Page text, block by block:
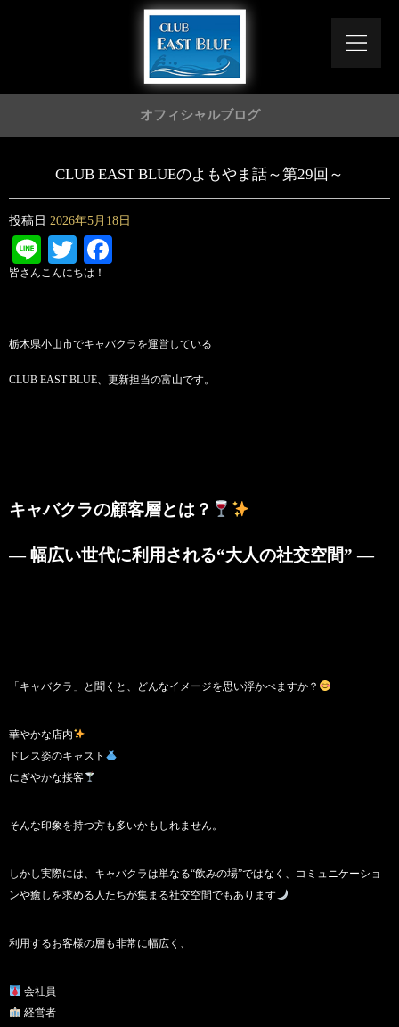
オフィシャルブログ
CLUB EAST BLUEのよもやま話～第29回～
投稿日 2026年5月18日
LineTwitter
皆さんこんにちは！
栃木県小山市でキャバクラを運営している
CLUB EAST BLUE、更新担当の富山です。
キャバクラの顧客層とは？
― 幅広い世代に利用される“大人の社交空間” ―
「キャバクラ」と聞くと、どんなイメージを思い浮かべますか？
華やかな店内
ドレス姿のキャスト
にぎやかな接客
そんな印象を持つ方も多いかもしれません。
しかし実際には、キャバクラは単なる“飲みの場”ではなく、コミュニケーショ
ンや癒しを求める人たちが集まる社交空間でもあります
利用するお客様の層も非常に幅広く、
会社員
経営者